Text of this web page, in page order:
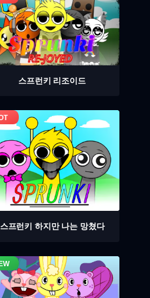
스프런키 리조이드
스프런키 하지만 나는 망쳤다